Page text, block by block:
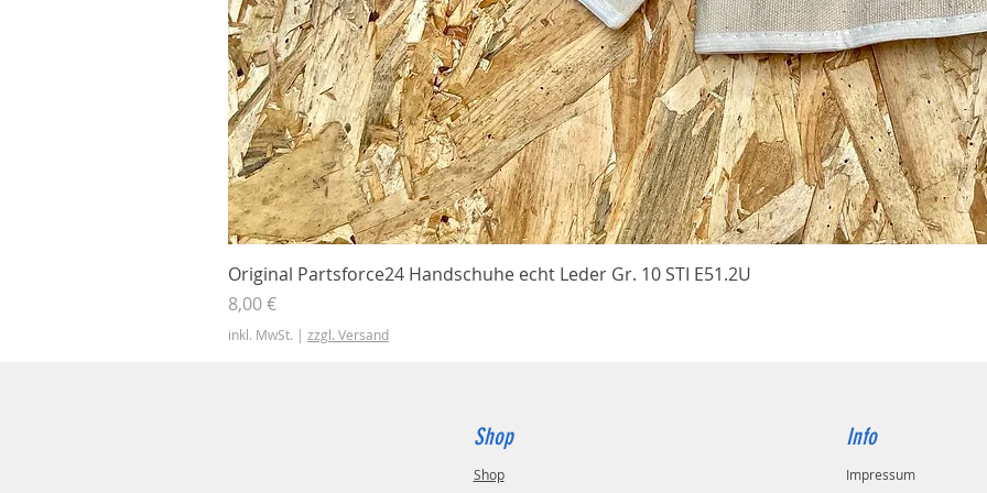
Schnellansicht
Original Partsforce24 Handschuhe echt Leder Gr. 10 STI E51.2U
Preis
8,00 €
inkl. MwSt. | zzgl. Versand
Shop
Shop
Info
Impressum